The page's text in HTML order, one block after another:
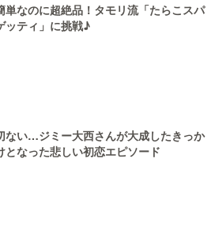
単なのに超絶品！タモリ流「たらこスパ
ッティ」に挑戦♪
ない…ジミー大西さんが大成したきっか
となった悲しい初恋エピソード